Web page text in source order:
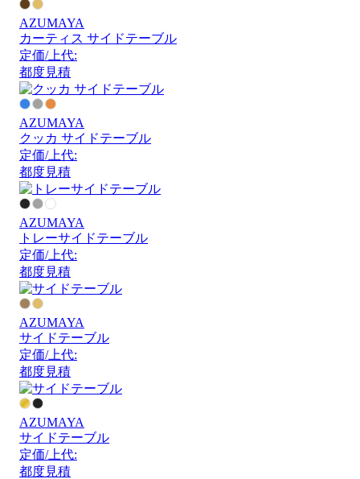
AZUMAYA
カーティス サイドテーブル
定価/上代:
都度見積
AZUMAYA
クッカ サイドテーブル
定価/上代:
都度見積
AZUMAYA
トレーサイドテーブル
定価/上代:
都度見積
AZUMAYA
サイドテーブル
定価/上代:
都度見積
AZUMAYA
サイドテーブル
定価/上代:
都度見積